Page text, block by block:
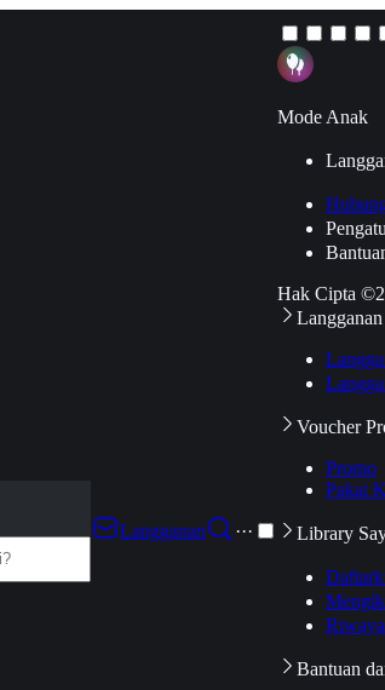
Langganan
···
Mode Anak
Hak Cipta
Voucher
Promo
Pakai
Library
Bantuan